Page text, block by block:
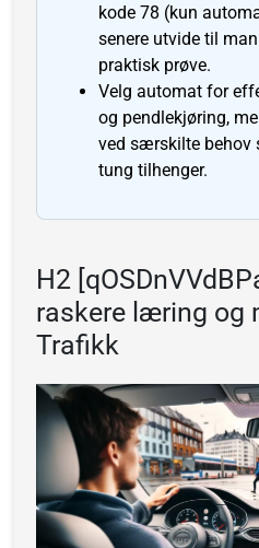
kode 78 (kun
senere utvide til
praktisk prøve.
Velg automat for
og pendlekjøring,
ved særskilte behov
tung tilhenger.
H2
raskere læring og
Trafikk